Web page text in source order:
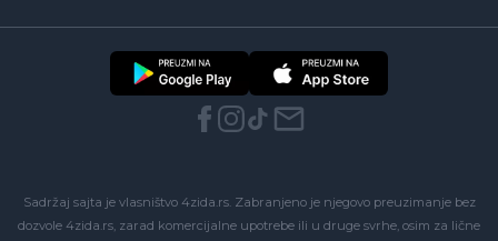
Sadržaj sajta je vlasništvo 4zida.rs. Zabranjeno je njegovo preuzimanje bez
dozvole 4zida.rs, zarad komercijalne upotrebe ili u druge svrhe, osim za lične